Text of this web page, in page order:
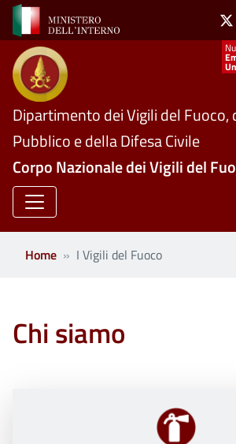
Salta al contenuto principale
X
Dipartimento dei Vigili del Fuoco,
Pubblico e della Difesa Civile
Corpo Nazionale dei Vigili del
Home I Vigili del Fuoco
Chi siamo